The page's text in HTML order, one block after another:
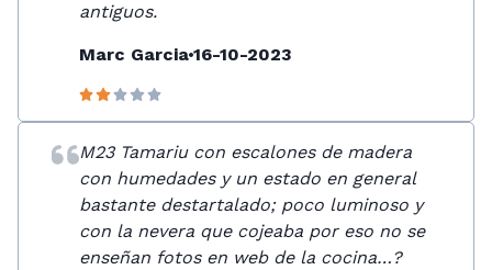
antiguos.
Marc Garcia 16-10-2023
M23 Tamariu con escalones de madera
con humedades y un estado en general
bastante destartalado; poco luminoso y
con la nevera que cojeaba por eso no se
enseñan fotos en web de la cocina…?